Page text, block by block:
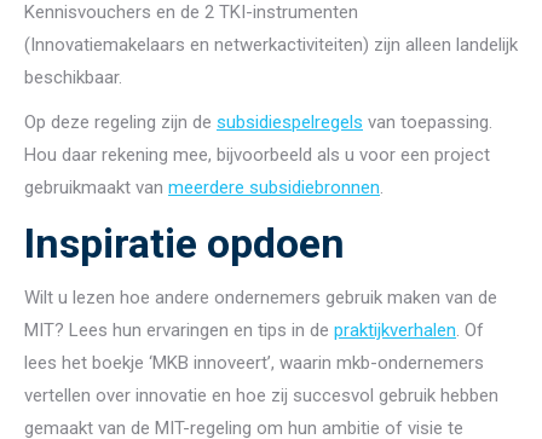
Kennisvouchers en de 2 TKI-instrumenten
(Innovatiemakelaars en netwerkactiviteiten) zijn alleen landelijk
beschikbaar.
Op deze regeling zijn de subsidiespelregels van toepassing.
Hou daar rekening mee, bijvoorbeeld als u voor een project
gebruikmaakt van meerdere subsidiebronnen.
Inspiratie opdoen
Wilt u lezen hoe andere ondernemers gebruik maken van de
MIT? Lees hun ervaringen en tips in de praktijkverhalen. Of
lees het boekje ‘MKB innoveert’, waarin mkb-ondernemers
vertellen over innovatie en hoe zij succesvol gebruik hebben
gemaakt van de MIT-regeling om hun ambitie of visie te